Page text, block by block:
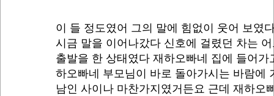
이 들 정도였어 그의 말에 힘없이 웃어 보였
시금 말을 이어나갔다 신호에 걸렸던 차는
출발을 한 상태였다 재하오빠네 집에 들어가
하오빠네 부모님이 바로 돌아가시는 바람에
남인 사이나 마찬가지였거든요 근데 재하오